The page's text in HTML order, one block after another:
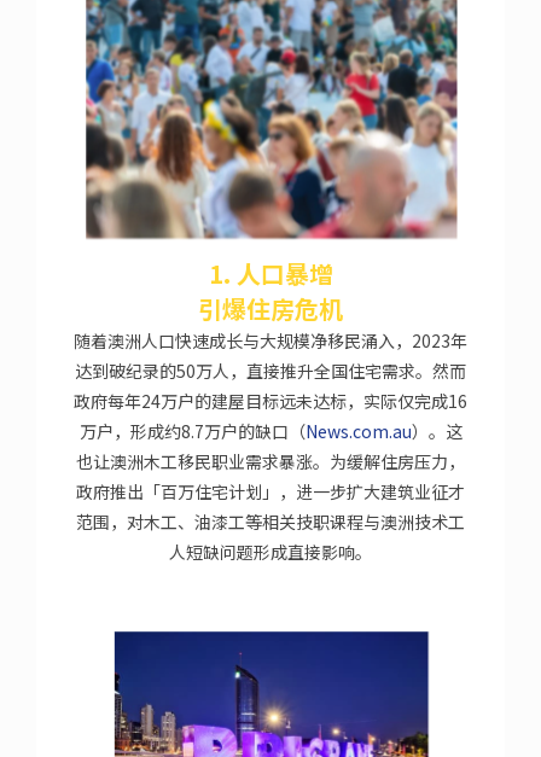
1. 人口暴增
引爆住房危机
随着澳洲人口快速成长与大规模净移民涌入，2023年
达到破纪录的50万人，直接推升全国住宅需求。然而
政府每年24万户的建屋目标远未达标，实际仅完成16
万户，形成约8.7万户的缺口（News.com.au）。这
也让澳洲木工移民职业需求暴涨。为缓解住房压力，
政府推出「百万住宅计划」，进一步扩大建筑业征才
范围，对木工、油漆工等相关技职课程与澳洲技术工
人短缺问题形成直接影响。